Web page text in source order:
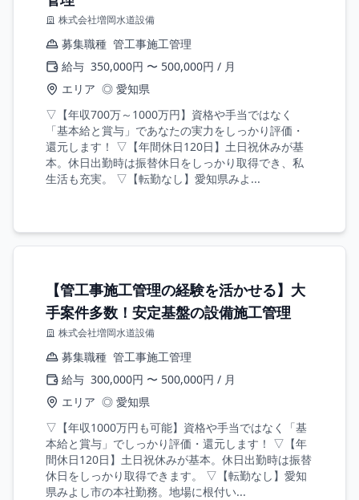
株式会社増岡水道設備
募集職種 管工事施工管理
給与 350,000円 〜 500,000円 / 月
エリア ◎ 愛知県
▽【年収700万～1000万円】資格や手当ではなく
「基本給と賞与」であなたの実力をしっかり評価・
還元します！ ▽【年間休日120日】土日祝休みが基
本。休日出勤時は振替休日をしっかり取得でき、私
生活も充実。 ▽【転勤なし】愛知県みよ...
【管工事施工管理の経験を活かせる】大
手案件多数！安定基盤の設備施工管理
株式会社増岡水道設備
募集職種 管工事施工管理
給与 300,000円 〜 500,000円 / 月
エリア ◎ 愛知県
▽【年収1000万円も可能】資格や手当ではなく「基
本給と賞与」でしっかり評価・還元します！ ▽【年
間休日120日】土日祝休みが基本。休日出勤時は振替
休日をしっかり取得できます。 ▽【転勤なし】愛知
県みよし市の本社勤務。地場に根付い...